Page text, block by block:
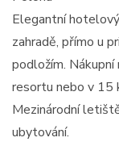
Elegantní
zahradě, přímo u
podložím.
resortu nebo v 15
Mezinárodní
ubytování.